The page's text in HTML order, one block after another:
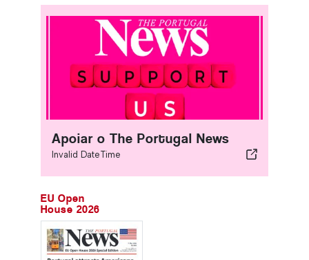
Apoiar o The Portugal News
Invalid DateTime
EU Open
House 2026